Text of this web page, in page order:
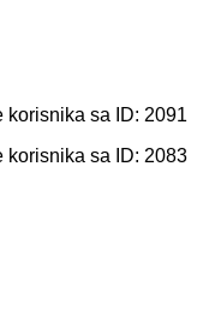
sa ID: 2091
korisnika sa ID: 2083